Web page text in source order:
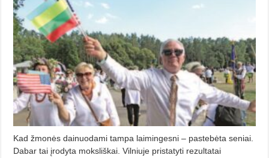
Kad žmonės dainuodami tampa laimingesni – pastebėta seniai.
Dabar tai įrodyta moksliškai. Vilniuje pristatyti rezultatai